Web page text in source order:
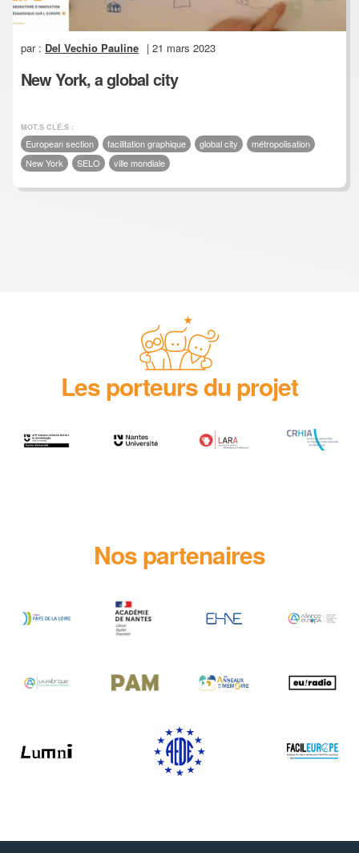
par : Del Vechio Pauline | 21 mars 2023
New York, a global city
MOT.S CLÉ.S :
European section facilitation graphique global city
métropolisation
New York
SELO ville mondiale
Les porteurs du projet
Nos partenaires